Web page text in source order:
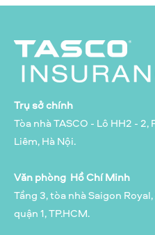
Trụ sở chính
Tòa nhà TASCO - Lô HH2 -
Liêm, Hà Nội.
Văn phòng Hồ Chí Minh
Tầng 3, tòa nhà Saigon
quận 1, TP.HCM.